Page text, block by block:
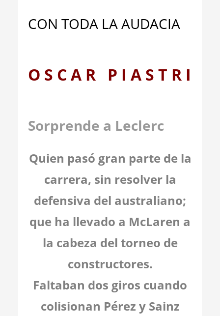
CON TODA LA AUDACIA
O S C A R P I A S T R I
Sorprende a Leclerc
Quien pasó gran parte de la
carrera, sin resolver la
defensiva del australiano;
que ha llevado a McLaren a
la cabeza del torneo de
constructores.
Faltaban dos giros cuando
colisionan Pérez y Sainz